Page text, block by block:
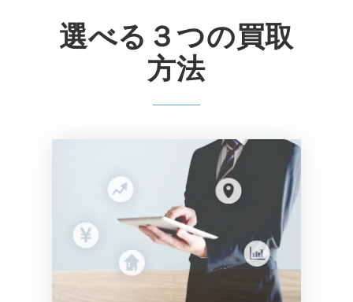
選べる３つの買取
方法